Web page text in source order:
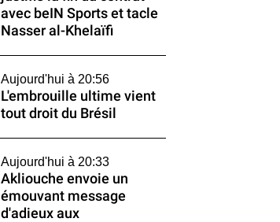
avec beIN Sports et tacle
Nasser al-Khelaïfi
Aujourd'hui à 20:56
L'embrouille ultime vient
tout droit du Brésil
Aujourd'hui à 20:33
Akliouche envoie un
émouvant message
d'adieux aux